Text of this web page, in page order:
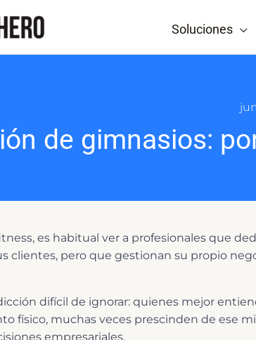
Soluciones
de gimnasios:
es habitual ver a profesionales que
clientes, pero que gestionan su propio
difícil de ignorar: quienes mejor
físico, muchas veces prescinden de ese
empresariales.